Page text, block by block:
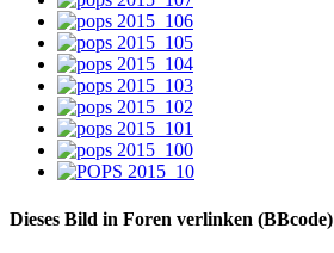
Dieses Bild in Foren verlinken (BBcode)